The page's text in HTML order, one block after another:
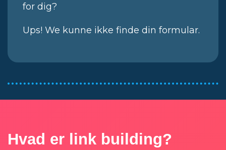
for dig?
Ups! We kunne ikke finde din formular.
Hvad er link building?